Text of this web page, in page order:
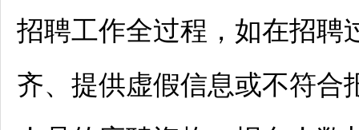
招聘工作全过程，如在招聘
齐、提供虚假信息或不符合